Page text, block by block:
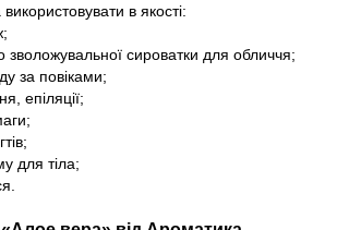
в якості:
зволожувальної сироватки для обличчя;
за повіками;
епіляції;
для тіла;